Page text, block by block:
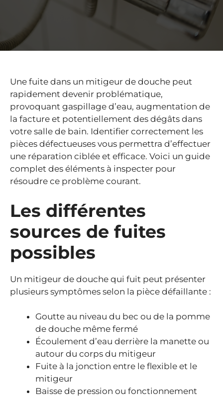
Une fuite dans un mitigeur de douche peut
rapidement devenir problématique,
provoquant gaspillage d’eau, augmentation de
la facture et potentiellement des dégâts dans
votre salle de bain. Identifier correctement les
pièces défectueuses vous permettra d’effectuer
une réparation ciblée et efficace. Voici un guide
complet des éléments à inspecter pour
résoudre ce problème courant.
Les différentes
sources de fuites
possibles
Un mitigeur de douche qui fuit peut présenter
plusieurs symptômes selon la pièce défaillante :
Goutte au niveau du bec ou de la pomme
de douche même fermé
Écoulement d’eau derrière la manette ou
autour du corps du mitigeur
Fuite à la jonction entre le flexible et le
mitigeur
Baisse de pression ou fonctionnement